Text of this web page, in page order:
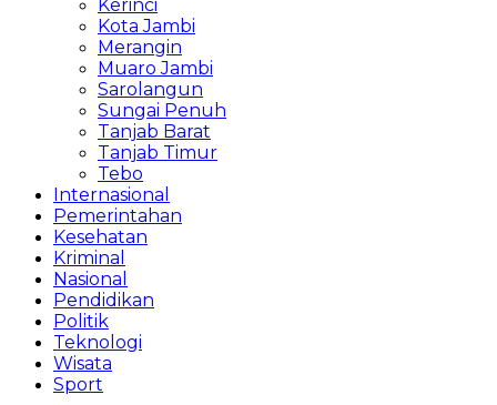
Kerinci
Kota Jambi
Merangin
Muaro Jambi
Sarolangun
Sungai Penuh
Tanjab Barat
Tanjab Timur
Tebo
Internasional
Pemerintahan
Kesehatan
Kriminal
Nasional
Pendidikan
Politik
Teknologi
Wisata
Sport